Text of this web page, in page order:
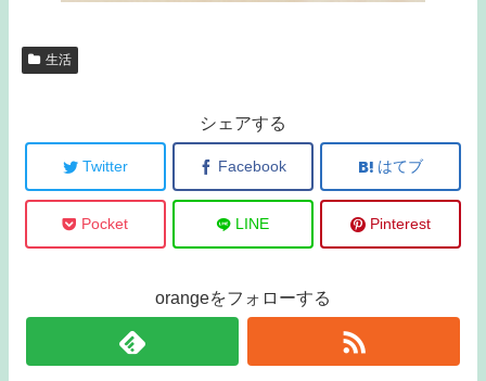
生活
シェアする
Twitter Facebook はてブ
Pocket LINE Pinterest
orangeをフォローする